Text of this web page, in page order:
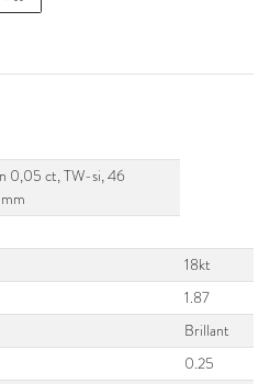
0,05 ct, TW-si, 46
18kt
1.87
Brillant
0.25